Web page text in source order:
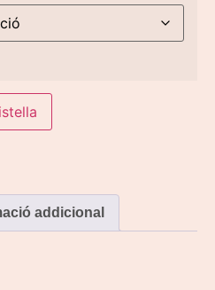
addicional